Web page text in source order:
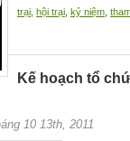
trại hội trại kỷ niệm
Kế hoạch tổ
10 13th, 2011